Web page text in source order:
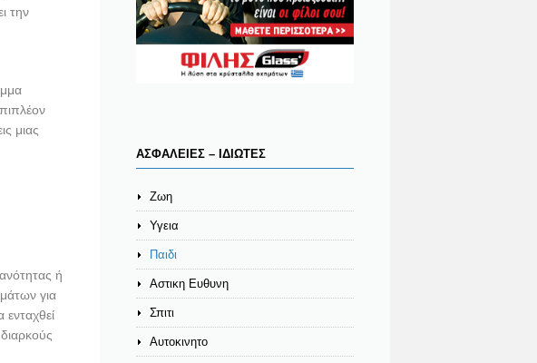
την
μιας
ή
για
ΑΣΦΑΛΕΙΕΣ – ΙΔΙΩΤΕΣ
Ζωη
Υγεια
Παιδι
Αστικη Ευθυνη
Σπιτι
Αυτοκινητο